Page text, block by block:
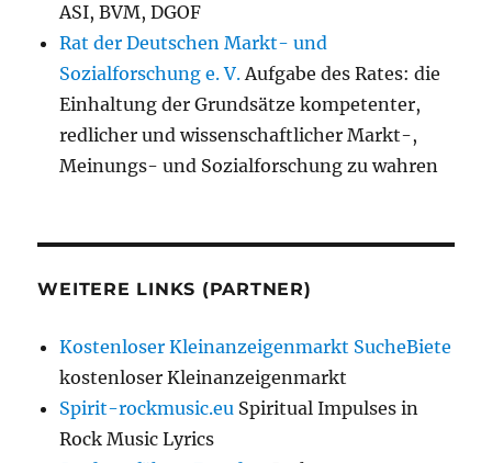
ASI, BVM, DGOF
Rat der Deutschen Markt- und
Sozialforschung e. V.Aufgabe des Rates: die
Einhaltung der Grundsätze kompetenter,
redlicher und wissenschaftlicher Markt-,
Meinungs- und Sozialforschung zu wahren
WEITERE LINKS (PARTNER)
Kostenloser Kleinanzeigenmarkt SucheBiete
kostenloser Kleinanzeigenmarkt
Spirit-rockmusic.eu Spiritual Impulses in
Rock Music Lyrics